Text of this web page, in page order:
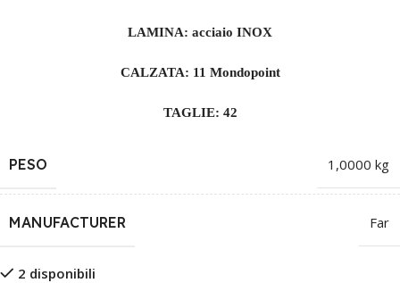
LAMINA: acciaio INOX
CALZATA: 11 Mondopoint
TAGLIE: 42
PESO 1,0000 kg
MANUFACTURER Far
2 disponibili